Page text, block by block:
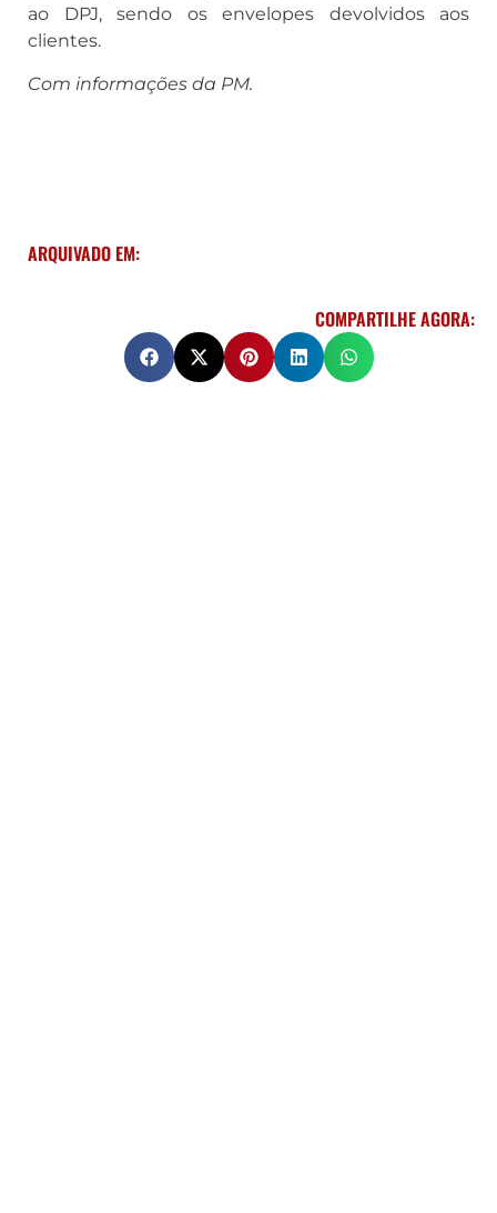
ao DPJ, sendo os envelopes devolvidos aos
clientes.
Com informações da PM.
ARQUIVADO EM:
COMPARTILHE AGORA: